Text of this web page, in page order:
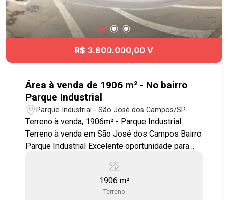
R$ 3.800.000,00 V
Área à venda de 1906 m² - No bairro
Parque Industrial
Parque Industrial - São José dos Campos/SP
Terreno à venda, 1906m² - Parque Industrial
Terreno à venda em São José dos Campos Bairro
Parque Industrial Excelente oportunidade para
uma das regiões que mais crescem em São José
dos Campos, este terreno no Parque Industrial
reúne localização estratégica, infraestrutura
1906 m²
Terreno